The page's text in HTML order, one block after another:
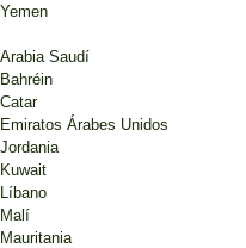
Yemen
Arabia Saudí
Bahréin
Catar
Emiratos Árabes Unidos
Jordania
Kuwait
Líbano
Malí
Mauritania